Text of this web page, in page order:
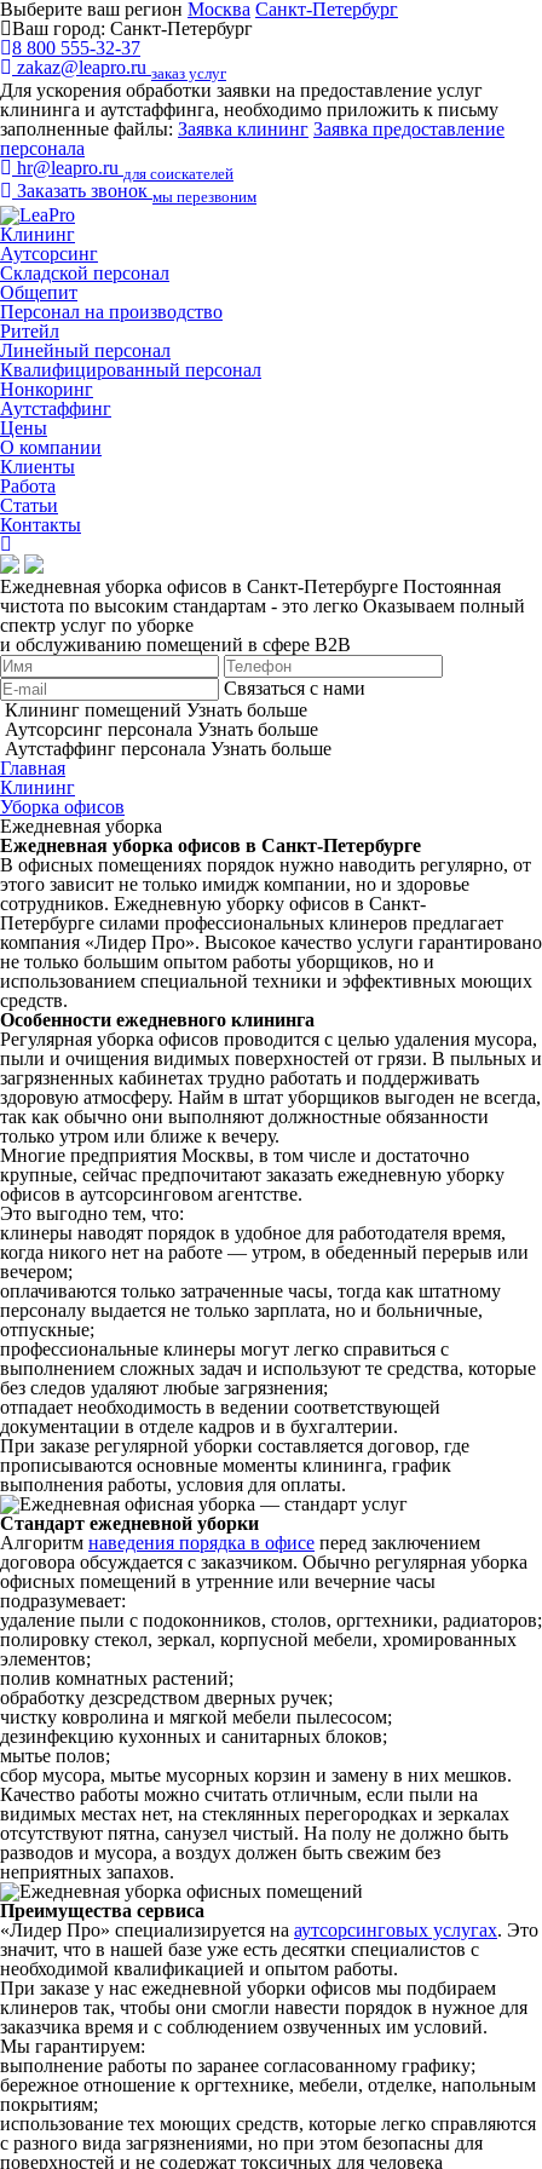
Выберите ваш регион Москва Санкт-Петербург
Ваш город: Санкт-Петербург
8 800 555-32-37
zakaz@leapro.ru заказ услуг
Для ускорения обработки заявки на предоставление услуг
клининга и аутстаффинга, необходимо приложить к письму
заполненные файлы: Заявка клининг Заявка предоставление
персонала
hr@leapro.ru для соискателей
Заказать звонок мы перезвоним
Клининг
Аутсорсинг
Складской персонал
Общепит
Персонал на производство
Ритейл
Линейный персонал
Квалифицированный персонал
Нонкоринг
Аутстаффинг
Цены
О компании
Клиенты
Работа
Статьи
Контакты
Ежедневная уборка офисов в Санкт-Петербурге Постоянная
чистота по высоким стандартам - это легко Оказываем полный
спектр услуг по уборке
и обслуживанию помещений в сфере B2B
Связаться с нами
Клининг помещений Узнать больше
Аутсорсинг персонала Узнать больше
Аутстаффинг персонала Узнать больше
Главная
Клининг
Уборка офисов
Ежедневная уборка
Ежедневная уборка офисов в Санкт-Петербурге
В офисных помещениях порядок нужно наводить регулярно, от
этого зависит не только имидж компании, но и здоровье
сотрудников. Ежедневную уборку офисов в Санкт-
Петербурге силами профессиональных клинеров предлагает
компания «Лидер Про». Высокое качество услуги гарантировано
не только большим опытом работы уборщиков, но и
использованием специальной техники и эффективных моющих
средств.
Особенности ежедневного клининга
Регулярная уборка офисов проводится с целью удаления мусора,
пыли и очищения видимых поверхностей от грязи. В пыльных и
загрязненных кабинетах трудно работать и поддерживать
здоровую атмосферу. Найм в штат уборщиков выгоден не всегда,
так как обычно они выполняют должностные обязанности
только утром или ближе к вечеру.
Многие предприятия Москвы, в том числе и достаточно
крупные, сейчас предпочитают заказать ежедневную уборку
офисов в аутсорсинговом агентстве.
Это выгодно тем, что:
клинеры наводят порядок в удобное для работодателя время,
когда никого нет на работе — утром, в обеденный перерыв или
вечером;
оплачиваются только затраченные часы, тогда как штатному
персоналу выдается не только зарплата, но и больничные,
отпускные;
профессиональные клинеры могут легко справиться с
выполнением сложных задач и используют те средства, которые
без следов удаляют любые загрязнения;
отпадает необходимость в ведении соответствующей
документации в отделе кадров и в бухгалтерии.
При заказе регулярной уборки составляется договор, где
прописываются основные моменты клининга, график
выполнения работы, условия для оплаты.
Стандарт ежедневной уборки
Алгоритм наведения порядка в офисе перед заключением
договора обсуждается с заказчиком. Обычно регулярная уборка
офисных помещений в утренние или вечерние часы
подразумевает:
удаление пыли с подоконников, столов, оргтехники, радиаторов;
полировку стекол, зеркал, корпусной мебели, хромированных
элементов;
полив комнатных растений;
обработку дезсредством дверных ручек;
чистку ковролина и мягкой мебели пылесосом;
дезинфекцию кухонных и санитарных блоков;
мытье полов;
сбор мусора, мытье мусорных корзин и замену в них мешков.
Качество работы можно считать отличным, если пыли на
видимых местах нет, на стеклянных перегородках и зеркалах
отсутствуют пятна, санузел чистый. На полу не должно быть
разводов и мусора, а воздух должен быть свежим без
неприятных запахов.
Преимущества сервиса
«Лидер Про» специализируется на аутсорсинговых услугах. Это
значит, что в нашей базе уже есть десятки специалистов с
необходимой квалификацией и опытом работы.
При заказе у нас ежедневной уборки офисов мы подбираем
клинеров так, чтобы они смогли навести порядок в нужное для
заказчика время и с соблюдением озвученных им условий.
Мы гарантируем:
выполнение работы по заранее согласованному графику;
бережное отношение к оргтехнике, мебели, отделке, напольным
покрытиям;
использование тех моющих средств, которые легко справляются
с разного вида загрязнениями, но при этом безопасны для
поверхностей и не содержат токсичных для человека